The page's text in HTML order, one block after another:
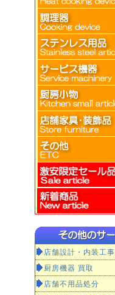
店舗設計・内装工事
厨房機器 買取
店舗不用品処分